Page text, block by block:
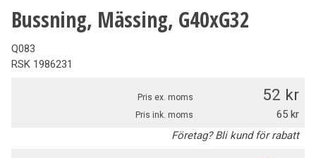
Bussning, Mässing, G40xG32
Q083
RSK 1986231
Pris ex. moms 52
Pris ink. moms
65
Företag? Bli kund för rabatt